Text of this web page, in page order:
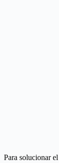
Para solucionar